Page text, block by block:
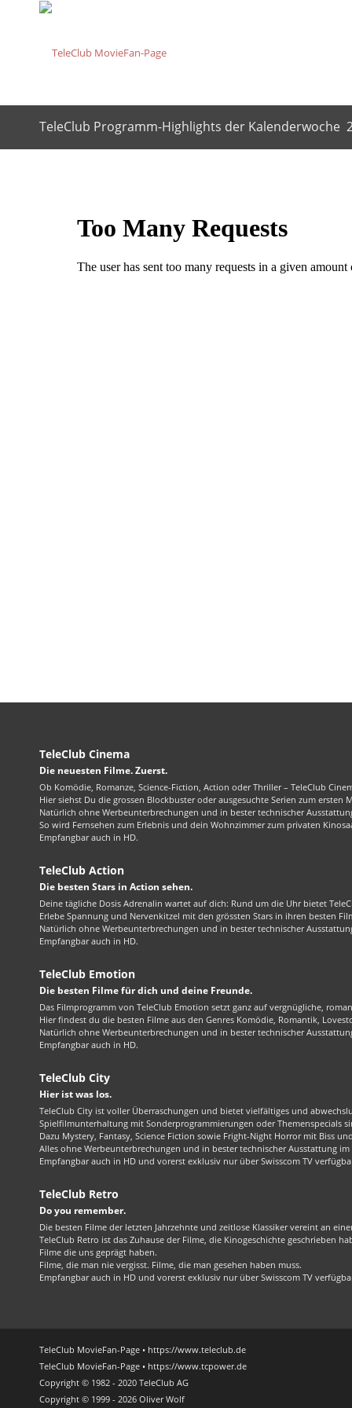
TeleClub Programm-Highlights der Kalenderwoche
TeleClub Cinema
Die neuesten Filme. Zuerst.
Ob Komödie, Romanze, Science-Fiction, Action oder Thriller – TeleClub
Hier siehst Du die grossen Blockbuster oder ausgesuchte Serien zum ersten
Natürlich ohne Werbeunterbrechungen und in bester technischer
So wird Fernsehen zum Erlebnis und dein Wohnzimmer zum privaten
Empfangbar auch in HD.
TeleClub Action
Die besten Stars in Action sehen.
Deine tägliche Dosis Adrenalin wartet auf dich: Rund um die Uhr bietet
Erlebe Spannung und Nervenkitzel mit den grössten Stars in ihren besten
Natürlich ohne Werbeunterbrechungen und in bester technischer
Empfangbar auch in HD.
TeleClub Emotion
Die besten Filme für dich und deine Freunde.
Das Filmprogramm von TeleClub Emotion setzt ganz auf vergnügliche,
Hier findest du die besten Filme aus den Genres Komödie, Romantik,
Natürlich ohne Werbeunterbrechungen und in bester technischer
Empfangbar auch in HD.
TeleClub City
Hier ist was los.
TeleClub City ist voller Überraschungen und bietet vielfältiges und
Spielfilmunterhaltung mit Sonderprogrammierungen oder Themenspecials
Dazu Mystery, Fantasy, Science Fiction sowie Fright-Night Horror mit Biss
Alles ohne Werbeunterbrechungen und in bester technischer Ausstattung
Empfangbar auch in HD und vorerst exklusiv nur über Swisscom TV
TeleClub Retro
Do you remember.
Die besten Filme der letzten Jahrzehnte und zeitlose Klassiker vereint an
TeleClub Retro ist das Zuhause der Filme, die Kinogeschichte geschrieben
Filme die uns geprägt haben.
Filme, die man nie vergisst. Filme, die man gesehen haben muss.
Empfangbar auch in HD und vorerst exklusiv nur über Swisscom TV
TeleClub MovieFan-Page • https://www.teleclub.de
TeleClub MovieFan-Page • https://www.tcpower.de
Copyright © 1982 - 2020 TeleClub AG
Copyright © 1999 - 2026 Oliver Wolf